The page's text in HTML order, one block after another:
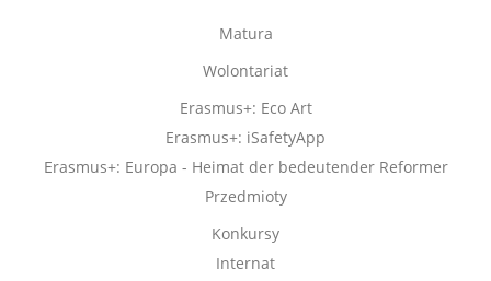
Matura
Wolontariat
Erasmus+: Eco Art
Erasmus+: iSafetyApp
Erasmus+: Europa - Heimat der bedeutender Reformer
Przedmioty
Konkursy
Internat